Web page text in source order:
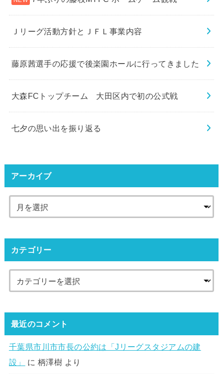
Ｊリーグ活動方針とＪＦＬ事業内容
藤原茜選手の応援で後楽園ホールに行ってきました
大森FCトップチーム 大田区内で初の公式戦
七夕の思い出を振り返る
アーカイブ
カテゴリー
最近のコメント
千葉県市川市市長の公約は「Jリーグスタジアムの建
設」
に 柄澤樹 より